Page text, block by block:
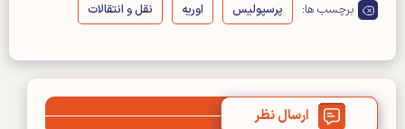
برچسب ها: پرسپولیس اوریه نقل و انتقالات
ارسال نظر